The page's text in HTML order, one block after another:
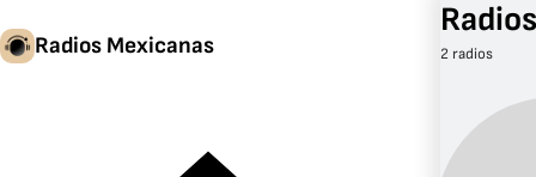
Radios Mexicanas 2 radios